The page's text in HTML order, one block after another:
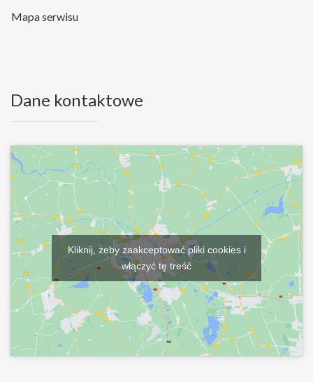
Mapa serwisu
Dane kontaktowe
Kliknij, żeby zaakceptować pliki cookies i
włączyć tę treść